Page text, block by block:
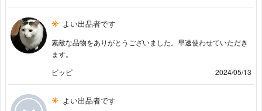
よい出品者です
素敵な品物をありがとうございました。早速使わせていただき
ます。
ピッピ
2024/05/13
よい出品者です